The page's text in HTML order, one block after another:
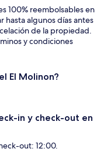
100% reembolsables en
hasta algunos días antes
de la propiedad.
y condiciones
El Molinon?
in y check-out en
out: 12:00.